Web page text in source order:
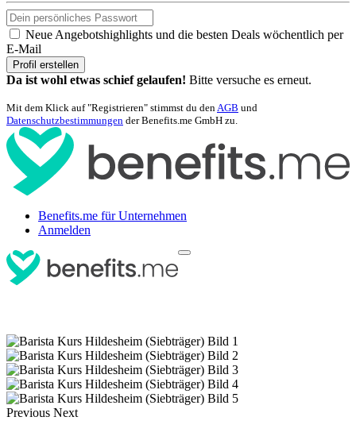
Neue Angebotshighlights und die besten Deals wöchentlich per
E-Mail
Profil erstellen
Da ist wohl etwas schief gelaufen! Bitte versuche es erneut.
Mit dem Klick auf "Registrieren" stimmst du denAGB und
Datenschutzbestimmungen der Benefits.me GmbH zu.
Benefits.me für Unternehmen
Anmelden
Previous Next